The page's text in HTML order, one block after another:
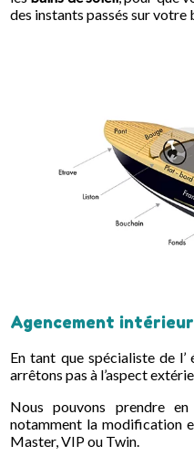
des instants passés sur votre
Agencement intérieur
En tant que spécialiste de l’
arrêtons pas à l’aspect
Nous pouvons prendre en
notamment la modification
Master, VIP ou Twin.